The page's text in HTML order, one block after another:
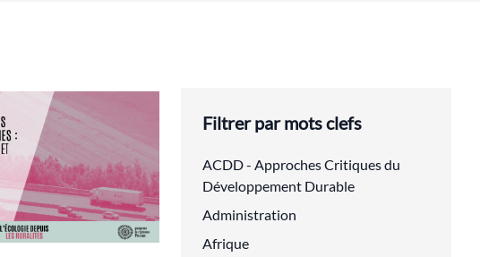
Filtrer par mots clefs
ACDD - Approches Critiques du
Développement Durable
Administration
Afrique